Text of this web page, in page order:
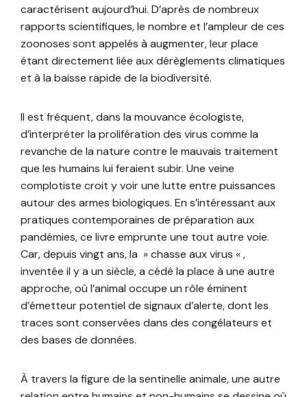
caractérisent aujourd’hui. D’après de nombreux
rapports scientifiques, le nombre et l’ampleur de ces
zoonoses sont appelés à augmenter, leur place
étant directement liée aux dérèglements climatiques
et à la baisse rapide de la biodiversité.
Il est fréquent, dans la mouvance écologiste,
d’interpréter la prolifération des virus comme la
revanche de la nature contre le mauvais traitement
que les humains lui feraient subir. Une veine
complotiste croit y voir une lutte entre puissances
autour des armes biologiques. En s’intéressant aux
pratiques contemporaines de préparation aux
pandémies, ce livre emprunte une tout autre voie.
Car, depuis vingt ans, la » chasse aux virus « ,
inventée il y a un siècle, a cédé la place à une autre
approche, où l’animal occupe un rôle éminent
d’émetteur potentiel de signaux d’alerte, dont les
traces sont conservées dans des congélateurs et
des bases de données.
À travers la figure de la sentinelle animale, une autre